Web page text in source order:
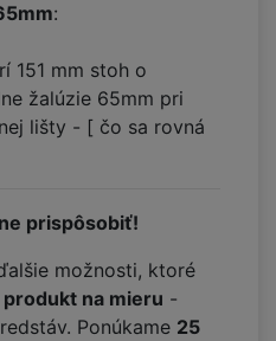
:
151 mm stoh o
žalúzie 65mm pri
lišty - [ čo sa rovná
prispôsobiť!
možnosti, ktoré
na mieru -
Ponúkame 25